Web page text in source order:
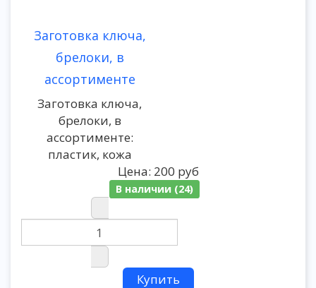
Заготовка ключа,
брелоки, в
ассортименте
Заготовка ключа,
брелоки, в
ассортименте:
пластик, кожа
Цена: 200 руб
В наличии (24)